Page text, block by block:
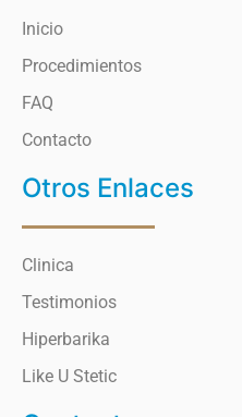
Inicio
Procedimientos
FAQ
Contacto
Otros Enlaces
Clinica
Testimonios
Hiperbarika
Like U Stetic